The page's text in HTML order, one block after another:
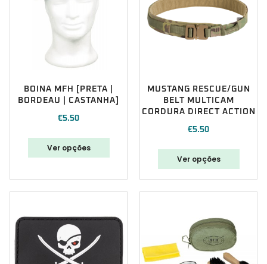
BOINA MFH [PRETA |
BORDEAU | CASTANHA]
€5.50
Ver opções
MUSTANG RESCUE/GUN
BELT MULTICAM
CORDURA DIRECT ACTION
€5.50
Ver opções